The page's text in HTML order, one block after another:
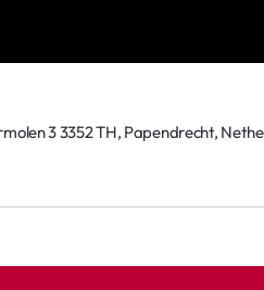
3 3352 TH, Papendrecht,